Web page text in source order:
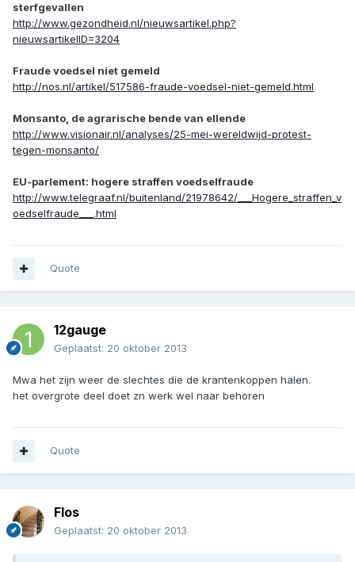
sterfgevallen
http://www.gezondheid.nl/nieuwsartikel.php?
nieuwsartikelID=3204
Fraude voedsel niet gemeld
http://nos.nl/artikel/517586-fraude-voedsel-niet-gemeld.html
Monsanto, de agrarische bende van ellende
http://www.visionair.nl/analyses/25-mei-wereldwijd-protest-
tegen-monsanto/
EU-parlement: hogere straffen voedselfraude
http://www.telegraaf.nl/buitenland/21978642/___Hogere_straffen_v
oedselfraude___.html
Quote
12gauge
Geplaatst: 20 oktober 2013
Mwa het zijn weer de slechtes die de krantenkoppen halen.
het overgrote deel doet zn werk wel naar behoren
Quote
Flos
Geplaatst: 20 oktober 2013